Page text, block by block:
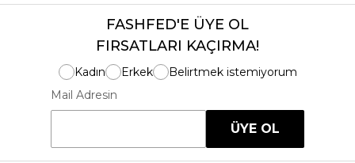
FASHFED'E ÜYE OL
FIRSATLARI KAÇIRMA!
Kadın Erkek
Belirtmek istemiyorum
Mail Adresin
ÜYE OL